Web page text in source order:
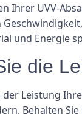
Ihrer UVV-
und Energie
die
Leistung
Behalten